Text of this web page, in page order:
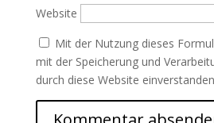
Website
Mit der Nutzung dieses
mit der Speicherung und
durch diese Website